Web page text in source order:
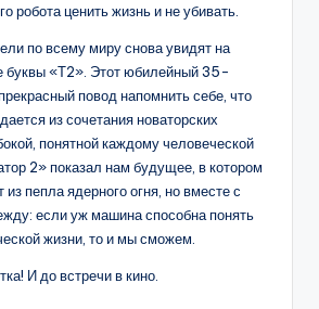
робота ценить жизнь и не убивать.
по всему миру снова увидят на
буквы «Т2». Этот юбилейный 35-
повод напомнить себе, что
из сочетания новаторских
понятной каждому человеческой
2» показал нам будущее, в котором
пепла ядерного огня, но вместе с
если уж машина способна понять
жизни, то и мы сможем.
И до встречи в кино.